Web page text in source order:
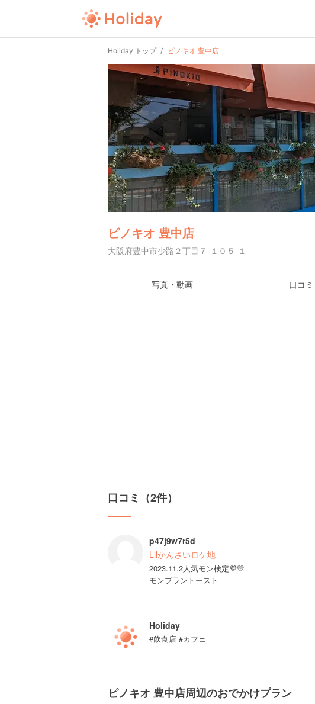
Holiday トップ ピノキオ 豊中店
ピノキオ 豊中店
大阪府豊中市少路２丁目７-１０５-１
写真・動画 口コミ
口コミ（2件）
p47j9w7r5d
Lilかんさいロケ地
2023.11.2人気モン検定💜💛
モンブラントースト
Holiday
#飲食店 #カフェ
ピノキオ 豊中店周辺のおでかけプラン